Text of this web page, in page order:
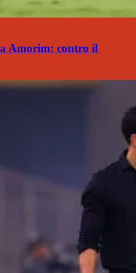
Amorim: contro il